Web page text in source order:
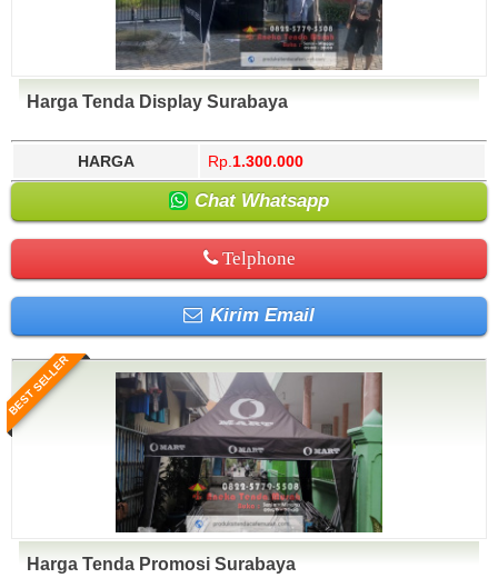
Harga Tenda Display Surabaya
HARGA Rp. 1.300.000
Chat Whatsapp
Telphone
Kirim Email
BEST SELLER
Harga Tenda Promosi Surabaya